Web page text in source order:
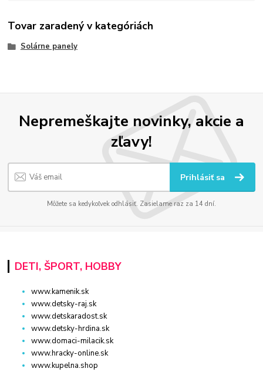
Tovar zaradený v kategóriách
Solárne panely
Nepremeškajte novinky, akcie a
zľavy!
Prihlásiť sa
Môžete sa kedykoľvek odhlásiť. Zasielame raz za 14 dní.
DETI, ŠPORT, HOBBY
www.kamenik.sk
www.detsky-raj.sk
www.detskaradost.sk
www.detsky-hrdina.sk
www.domaci-milacik.sk
www.hracky-online.sk
www.kupelna.shop